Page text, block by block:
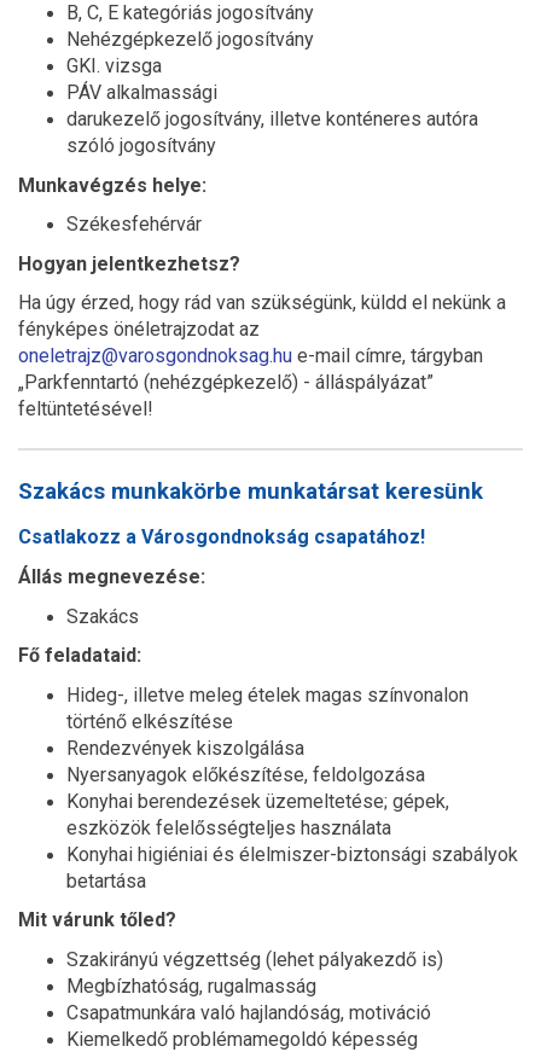
B, C, E kategóriás jogosítvány
Nehézgépkezelő jogosítvány
GKI. vizsga
PÁV alkalmassági
darukezelő jogosítvány, illetve konténeres autóra
szóló jogosítvány
Munkavégzés helye:
Székesfehérvár
Hogyan jelentkezhetsz?
Ha úgy érzed, hogy rád van szükségünk, küldd el nekünk a
fényképes önéletrajzodat az
oneletrajz@varosgondnoksag.hu e-mail címre, tárgyban
„Parkfenntartó (nehézgépkezelő) - álláspályázat”
feltüntetésével!
Szakács munkakörbe munkatársat keresünk
Csatlakozz a Városgondnokság csapatához!
Állás megnevezése:
Szakács
Fő feladataid:
Hideg-, illetve meleg ételek magas színvonalon
történő elkészítése
Rendezvények kiszolgálása
Nyersanyagok előkészítése, feldolgozása
Konyhai berendezések üzemeltetése; gépek,
eszközök felelősségteljes használata
Konyhai higiéniai és élelmiszer-biztonsági szabályok
betartása
Mit várunk tőled?
Szakirányú végzettség (lehet pályakezdő is)
Megbízhatóság, rugalmasság
Csapatmunkára való hajlandóság, motiváció
Kiemelkedő problémamegoldó képesség